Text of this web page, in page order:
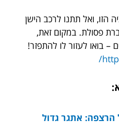
הזו, ואל תתנו לרכב הישן
פסולת. במקום זאת,
– בואו לעזור לו להתפזר!
אתגר גדול